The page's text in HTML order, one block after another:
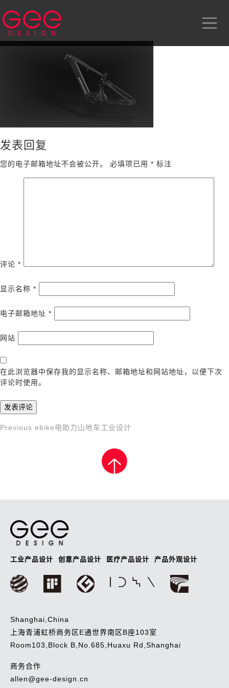
发表回复
您的电子邮箱地址不会被公开。 必填项已用 * 标注
评论 *
显示名称 *
电子邮箱地址 *
网站
在此浏览器中保存我的显示名称、邮箱地址和网站地址，以便下次
评论时使用。
文
Previous
Previous ebike电助力山地车工业设计
工业产品设计 创意产品设计 医疗产品设计 产品外观设计
Shanghai,China
上海青浦虹桥商务区E通世界南区B座103室
Room103,Block B,No.685,Huaxu Rd,Shanghai
商务合作
allen@gee-design.cn